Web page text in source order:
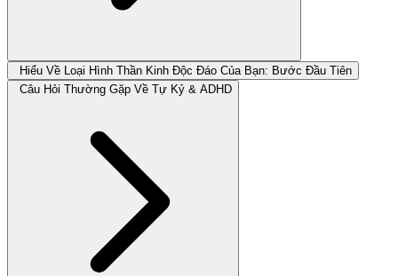
Hiểu Về Loại Hình Thần Kinh Độc Đáo Của Bạn: Bước Đầu Tiên
Câu Hỏi Thường Gặp Về Tự Kỷ & ADHD